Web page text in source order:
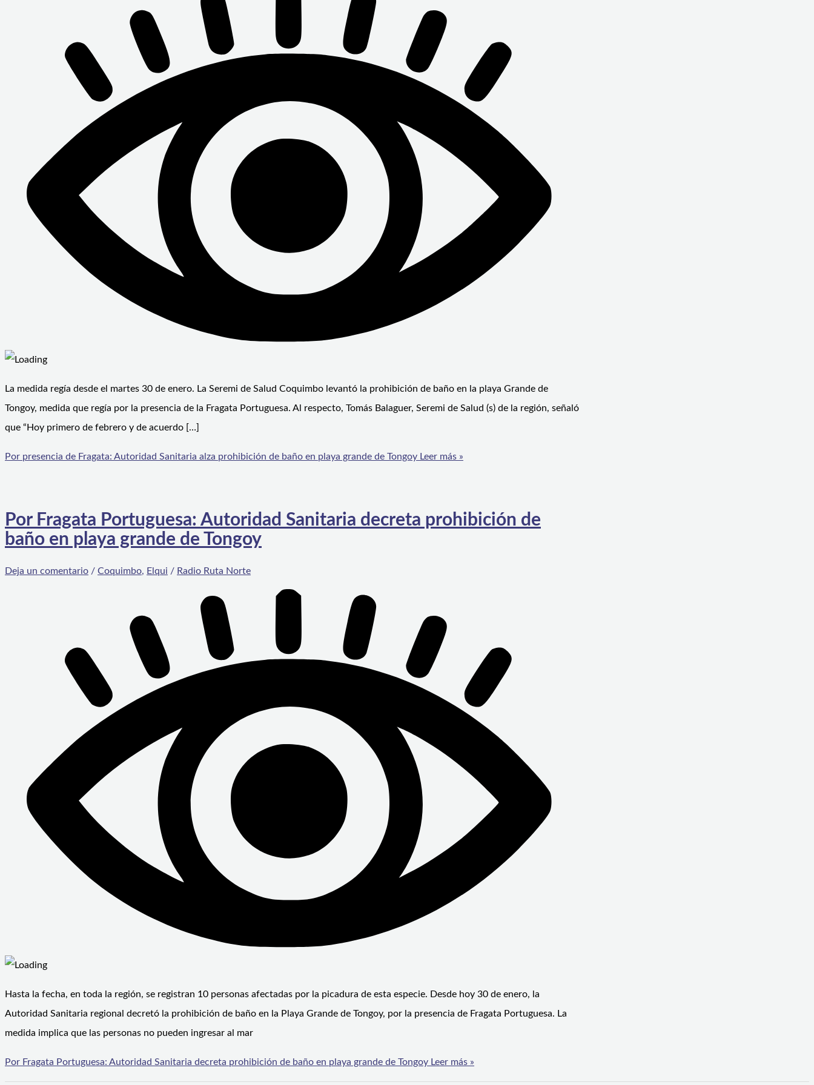
La medida regía desde el martes 30 de enero. La Seremi de Salud Coquimbo levantó la prohibición de baño en la playa Grande de
Tongoy, medida que regía por la presencia de la Fragata Portuguesa. Al respecto, Tomás Balaguer, Seremi de Salud (s) de la región, señaló
que “Hoy primero de febrero y de acuerdo […]
Por presencia de Fragata: Autoridad Sanitaria alza prohibición de baño en playa grande de Tongoy Leer más »
Por Fragata Portuguesa: Autoridad Sanitaria decreta prohibición de
baño en playa grande de Tongoy
Deja un comentario / Coquimbo, Elqui / Radio Ruta Norte
Hasta la fecha, en toda la región, se registran 10 personas afectadas por la picadura de esta especie. Desde hoy 30 de enero, la
Autoridad Sanitaria regional decretó la prohibición de baño en la Playa Grande de Tongoy, por la presencia de Fragata Portuguesa. La
medida implica que las personas no pueden ingresar al mar
Por Fragata Portuguesa: Autoridad Sanitaria decreta prohibición de baño en playa grande de Tongoy Leer más »